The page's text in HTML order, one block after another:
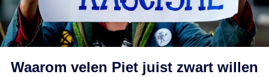
Waarom velen Piet juist zwart willen